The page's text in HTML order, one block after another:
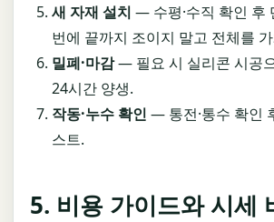
새 자재 설치 — 수평·수직 확인 후
번에 끝까지 조이지 말고 전체를
밀폐·마감— 필요 시 실리콘 시공
24시간 양생.
작동·누수 확인 — 통전·통수 확인
스트.
5. 비용 가이드와 시세